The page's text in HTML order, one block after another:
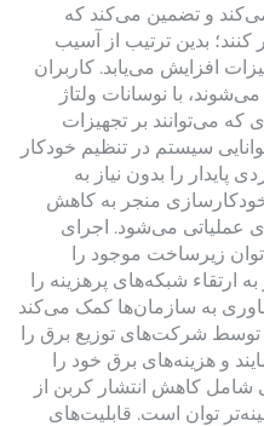
می‌کند و تضمین می‌کند که
کنند؛ بدین ترتیب از آسیب
افزایش می‌یابد. کاربران
با نوسانات ولتاژ
می‌توانند بر تجهیزات
سیستم در تنظیم خودکار
پایدار را بدون نیاز به
منجر به کاهش
عملیاتی می‌شود. اجرای
توان زیرساخت موجود را
ارتقاء شبکه‌های پرهزینه را
به سازمان‌ها کمک می‌کند
توسط شرکت‌های توزیع برق را
و هزینه‌های برق خود را
کاهش انتشار کربن از
توان است. قابلیت‌های